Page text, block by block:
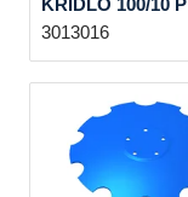
KŘÍDLO 100/10 P
3013016